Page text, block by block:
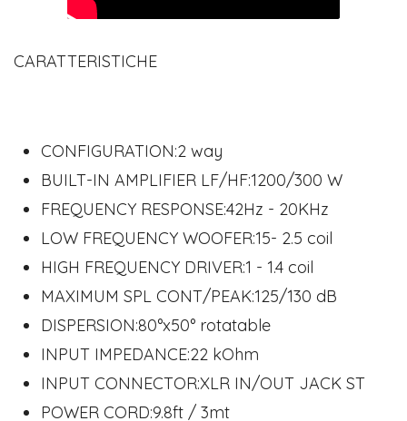
CARATTERISTICHE
CONFIGURATION:2 way
BUILT-IN AMPLIFIER LF/HF:1200/300 W
FREQUENCY RESPONSE:42Hz - 20KHz
LOW FREQUENCY WOOFER:15- 2.5 coil
HIGH FREQUENCY DRIVER:1 - 1.4 coil
MAXIMUM SPL CONT/PEAK:125/130 dB
DISPERSION:80°x50° rotatable
INPUT IMPEDANCE:22 kOhm
INPUT CONNECTOR:XLR IN/OUT JACK ST
POWER CORD:9.8ft / 3mt